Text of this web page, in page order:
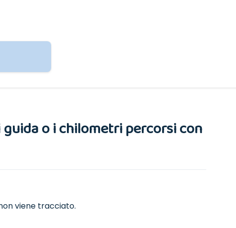
o i chilometri percorsi con
viene tracciato.